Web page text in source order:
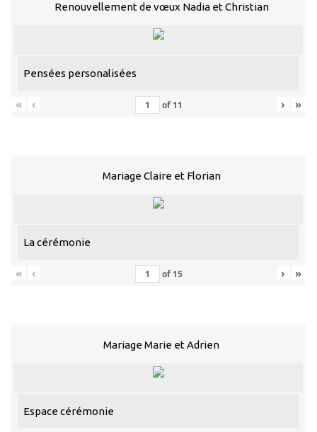
Renouvellement de vœux Nadia et Christian
Pensées personalisées
« ‹ of 11 › »
Mariage Claire et Florian
La cérémonie
« ‹ of 15 › »
Mariage Marie et Adrien
Espace cérémonie